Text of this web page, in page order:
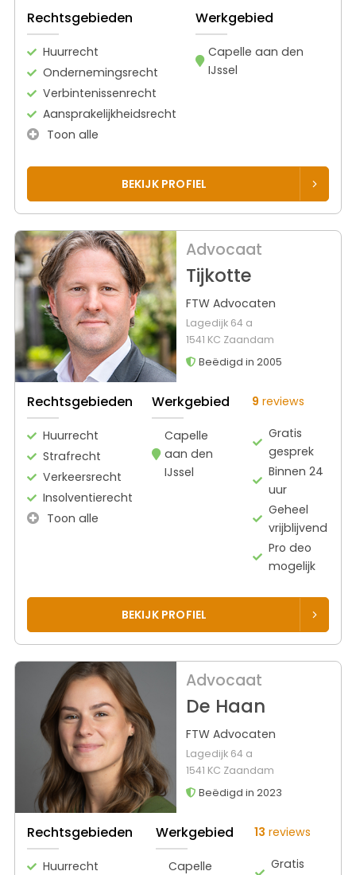
Rechtsgebieden
Huurrecht
Ondernemingsrecht
Verbintenissenrecht
Aansprakelijkheidsrecht
Toon alle
Werkgebied
Capelle aan den
IJssel
BEKIJK PROFIEL
Advocaat
Tijkotte
FTW Advocaten
Lagedijk 64 a
1541 KC Zaandam
Beëdigd in 2005
Rechtsgebieden
Huurrecht
Strafrecht
Verkeersrecht
Insolventierecht
Toon alle
Werkgebied
Capelle
aan den
IJssel
9 reviews
Gratis
gesprek
Binnen 24
uur
Geheel
vrijblijvend
Pro deo
mogelijk
BEKIJK PROFIEL
Advocaat
De Haan
FTW Advocaten
Lagedijk 64 a
1541 KC Zaandam
Beëdigd in 2023
Rechtsgebieden
Huurrecht
Werkgebied
Capelle
13 reviews
Gratis